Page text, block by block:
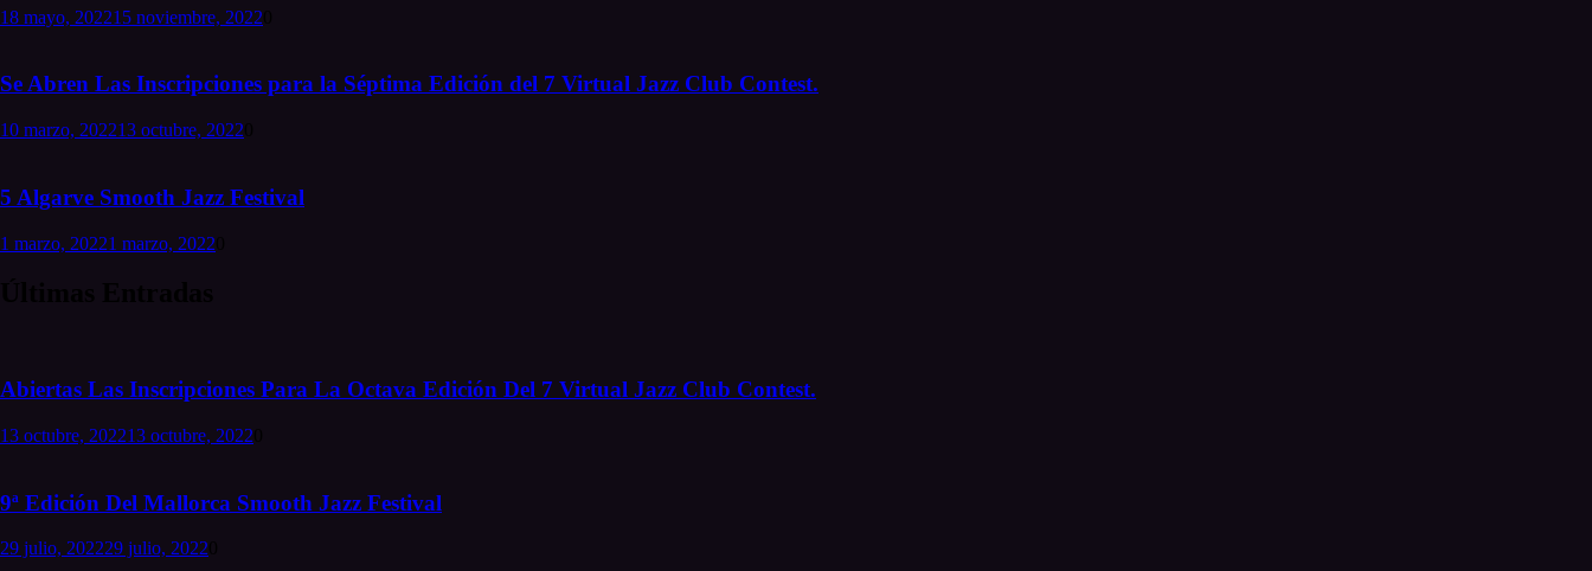
18 mayo, 202215 noviembre, 2022
Se Abren Las Inscripciones para la Séptima Edición del 7 Virtual Jazz Club Contest.
10 marzo, 202213 octubre, 2022
5 Algarve Smooth Jazz Festival
1 marzo, 20221 marzo, 2022
Abiertas Las Inscripciones Para La Octava Edición Del 7 Virtual Jazz Club Contest.
13 octubre, 202213 octubre, 2022
9ª Edición Del Mallorca Smooth Jazz Festival
29 julio, 202229 julio, 2022